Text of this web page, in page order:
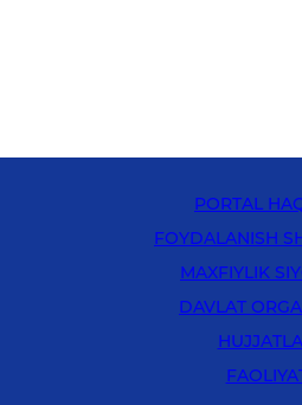
PORTAL
FOYDALANISH
MAXFIYLIK
DAVLAT